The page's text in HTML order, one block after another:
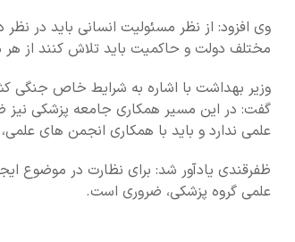
وی افزود: از نظر مسئولیت انسانی باید در
مختلف دولت و حاکمیت باید تلاش کنند از
وزیر بهداشت با اشاره به شرایط خاص جنگی
گفت: در این مسیر همکاری جامعه پزشکی نیز
علمی ندارد و باید با همکاری انجمن های
ظفرقندی یادآور شد: برای نظارت در موضوع
علمی گروه پزشکی، ضروری است.